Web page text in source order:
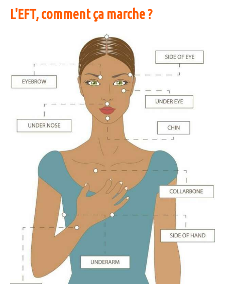
L'EFT, comment ça marche ?